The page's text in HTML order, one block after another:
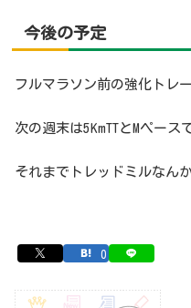
今後の予定
フルマラソン前の強化トレ
次の週末は5KmTTとMペース
それまでトレッドミルなん
0